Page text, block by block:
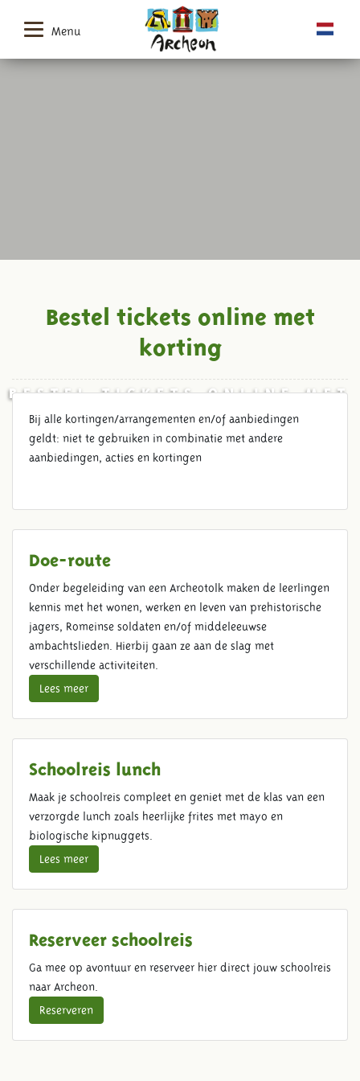
Menu
BESTEL TICKETS ONLINE MET
Bestel tickets online met
korting
Bij alle kortingen/arrangementen en/of aanbiedingen
geldt: niet te gebruiken in combinatie met andere
aanbiedingen, acties en kortingen
Doe-route
Onder begeleiding van een Archeotolk maken de leerlingen
kennis met het wonen, werken en leven van prehistorische
jagers, Romeinse soldaten en/of middeleeuwse
ambachtslieden. Hierbij gaan ze aan de slag met
verschillende activiteiten.
Lees meer
Schoolreis lunch
Maak je schoolreis compleet en geniet met de klas van een
verzorgde lunch zoals heerlijke frites met mayo en
biologische kipnuggets.
Lees meer
Reserveer schoolreis
Ga mee op avontuur en reserveer hier direct jouw schoolreis
naar Archeon.
Reserveren